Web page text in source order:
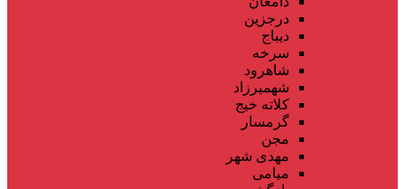
درجزین
دیباج
سرخه
شاهرود
شهمیرزاد
کلاته خیج
گرمسار
مجن
مهدی شهر
میامی